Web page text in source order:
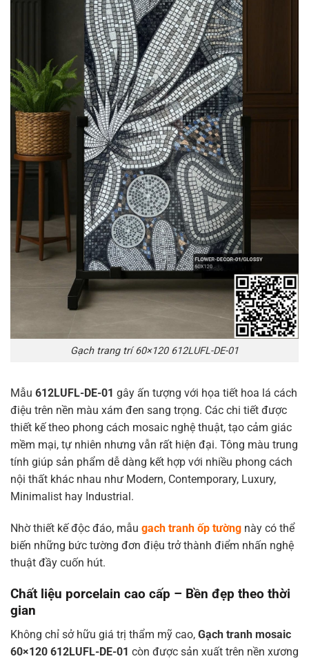
Gạch trang trí 60×120 612LUFL-DE-01
Mẫu 612LUFL-DE-01 gây ấn tượng với họa tiết hoa lá cách
điệu trên nền màu xám đen sang trọng. Các chi tiết được
thiết kế theo phong cách mosaic nghệ thuật, tạo cảm giác
mềm mại, tự nhiên nhưng vẫn rất hiện đại. Tông màu trung
tính giúp sản phẩm dễ dàng kết hợp với nhiều phong cách
nội thất khác nhau như Modern, Contemporary, Luxury,
Minimalist hay Industrial.
Nhờ thiết kế độc đáo, mẫu gach tranh ốp tường này có thể
biến những bức tường đơn điệu trở thành điểm nhấn nghệ
thuật đầy cuốn hút.
Chất liệu porcelain cao cấp – Bền đẹp theo thời
gian
Không chỉ sở hữu giá trị thẩm mỹ cao, Gạch tranh mosaic
60×120 612LUFL-DE-01 còn được sản xuất trên nền xương